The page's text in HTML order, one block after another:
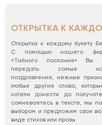
ОТКРЫТКА К
Открытка к каждому букету
С помощью нашего
«Тайного послания» Вы
передать самые
поздравления, нежные
любые другие слова,
хотели донести до
сомневаетесь в тексте, мы
выбором и предложим свои
виде стихов или прозы.